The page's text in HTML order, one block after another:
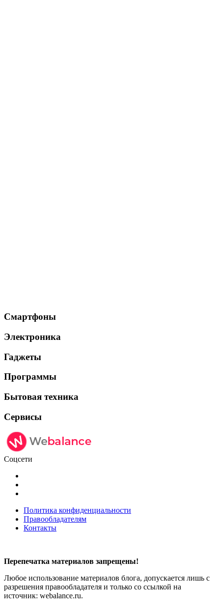
Смартфоны
Электроника
Гаджеты
Программы
Бытовая техника
Сервисы
Соцсети
Политика конфиденциальности
Правообладателям
Контакты
Перепечатка материалов запрещены!
Любое использование материалов блога, допускается лишь с
разрешения правообладателя и только со ссылкой на
источник: webalance.ru.